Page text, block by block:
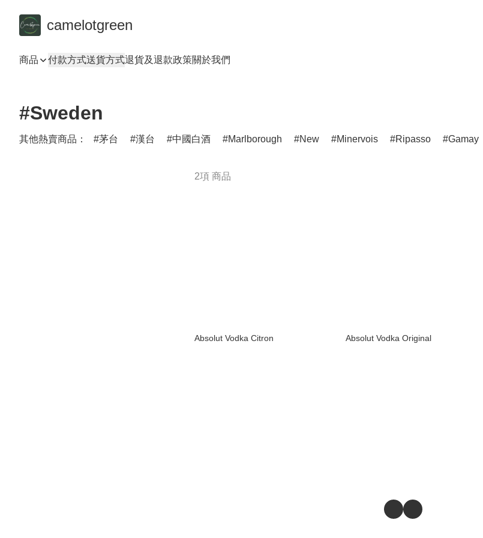
camelotgreen
商品 付款方式送貨方式退貨及退款政策關於我們
#Sweden
其他熱賣商品： 茅台 漢台 中國白酒 Marlborough New Minervois Ripasso Gamay
2項 商品
Absolut Vodka Citron Absolut Vodka Original